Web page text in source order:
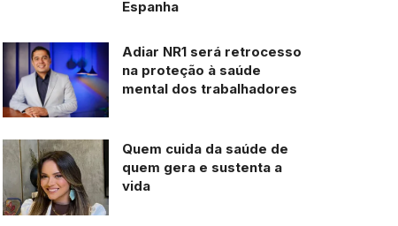
Espanha
Adiar NR1 será retrocesso
na proteção à saúde
mental dos trabalhadores
Quem cuida da saúde de
quem gera e sustenta a
vida